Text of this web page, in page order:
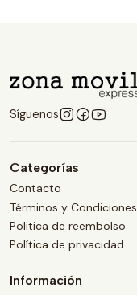
Síguenos
Categorías
Contacto
Términos y Condiciones
Politica de reembolso
Política de privacidad
Información